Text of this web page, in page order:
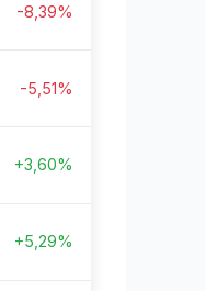
-8,39%
-5,51%
+3,60%
+5,29%